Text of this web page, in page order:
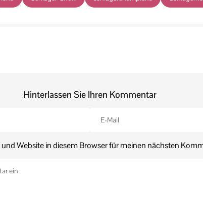
Hinterlassen Sie Ihren Kommentar
Website in diesem Browser für meinen nächsten